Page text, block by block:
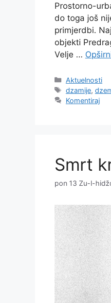
Prostorno-
do toga još
primjerdbi.
objekti
Velje …
Kategorije
Aktuelnosti
Oznake
dzamije,
Komentiraj
Smrt
pon 13 Zu-l-